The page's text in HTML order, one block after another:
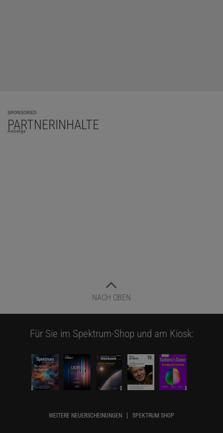
SPONSORED
PARTNERINHALTE
Anzeige
NACH OBEN
Für Sie im Spektrum-Shop und am Kiosk:
WEITERE NEUERSCHEINUNGEN SPEKTRUM SHOP